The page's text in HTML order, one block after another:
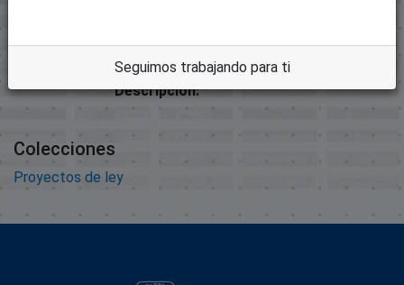
Format
Descripción:
Colecciones
Proyectos de ley
Seguimos trabajando para ti